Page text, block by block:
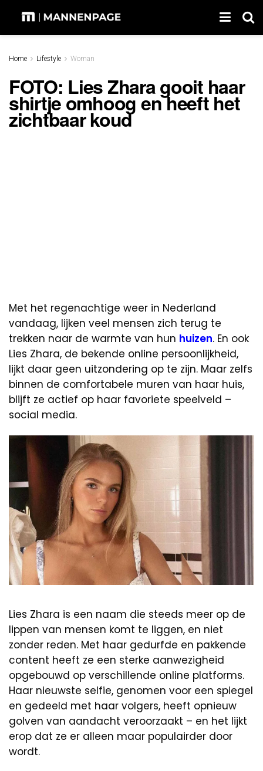
Home Lifestyle Woman
FOTO: Lies Zhara gooit haar
shirtje omhoog en heeft het
zichtbaar koud
Met het regenachtige weer in Nederland
vandaag, lijken veel mensen zich terug te
trekken naar de warmte van hun huizen. En ook
Lies Zhara, de bekende online persoonlijkheid,
lijkt daar geen uitzondering op te zijn. Maar zelfs
binnen de comfortabele muren van haar huis,
blijft ze actief op haar favoriete speelveld –
social media.
Lies Zhara is een naam die steeds meer op de
lippen van mensen komt te liggen, en niet
zonder reden. Met haar gedurfde en pakkende
content heeft ze een sterke aanwezigheid
opgebouwd op verschillende online platforms.
Haar nieuwste selfie, genomen voor een spiegel
en gedeeld met haar volgers, heeft opnieuw
golven van aandacht veroorzaakt – en het lijkt
erop dat ze er alleen maar populairder door
wordt.